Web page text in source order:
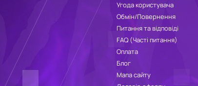
Угода користувача
Обмін/Повернення
Питання та відповіді
FAQ (Часті питання)
Оплата
Блог
Мапа сайту